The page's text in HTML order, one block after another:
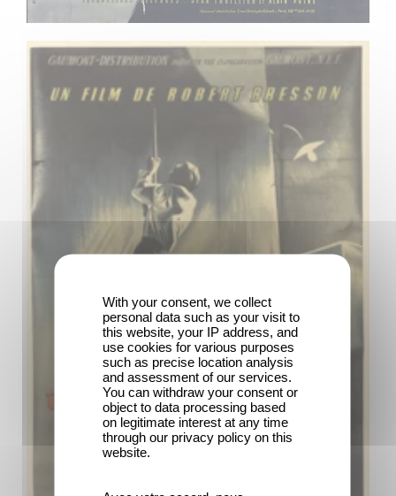
With your consent, we collect
personal data such as your visit to
this website, your IP address, and
use cookies for various purposes
such as precise location analysis
and assessment of our services.
You can withdraw your consent or
object to data processing based
on legitimate interest at any time
through our privacy policy on this
website.